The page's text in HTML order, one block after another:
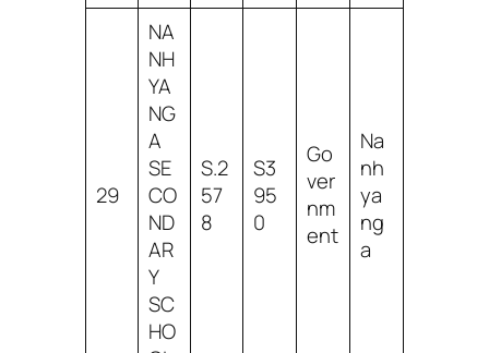
29
NA
NH
YA
NG
A
SE
CO
ND
AR
Y
SC
HO
S.2
57
8
S3
95
0
Go
ver
nm
ent
Na
nh
ya
ng
a